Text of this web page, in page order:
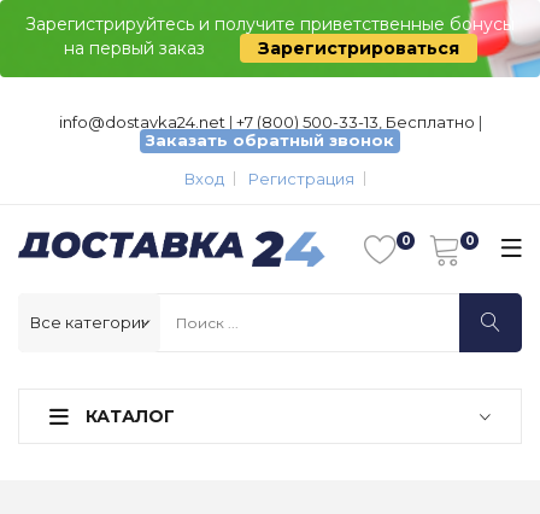
Зарегистрируйтесь и получите приветственные бонусы
на первый заказ
Зарегистрироваться
info@dostavka24.net | +7 (800) 500-33-13, Бесплатно |
Заказать обратный звонок
Вход
Регистрация
КАТАЛОГ